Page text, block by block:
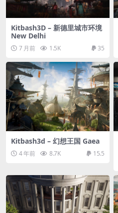
Kitbash3D – 新德里城市环境
New Delhi
7 月前 1.5K 35
Kitbash3d – 幻想王国 Gaea
4 年前 8.7K 15.5